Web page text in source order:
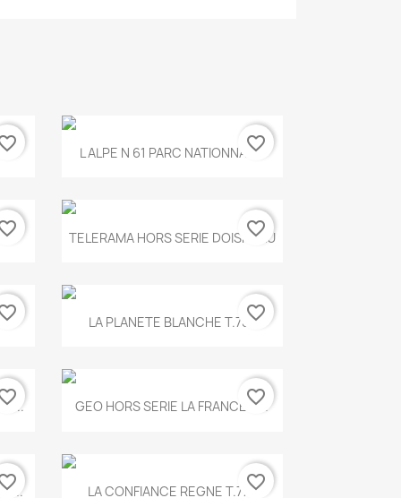
 Aperçu rapide
L ALPE N 61 PARC NATIONNAL...
favorite_border
Aperçu rapide
TELERAMA HORS SERIE DOISNEAU
favorite_border
Aperçu rapide
LA PLANETE BLANCHE T.785favorite_border
Aperçu rapide
GEO HORS SERIE LA FRANCE A...
favorite_border
Aperçu rapide
LA CONFIANCE REGNE T.778favorite_border